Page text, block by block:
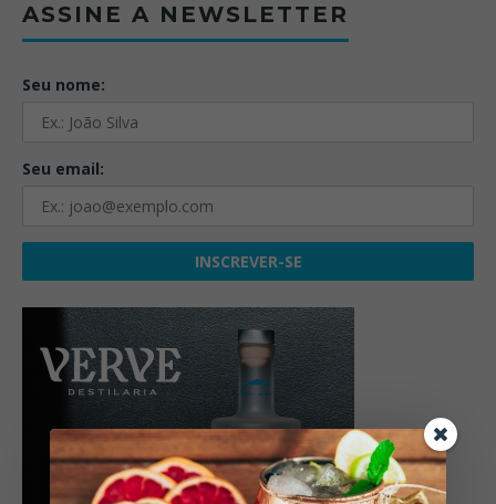
ASSINE A NEWSLETTER
Seu nome:
Seu email: